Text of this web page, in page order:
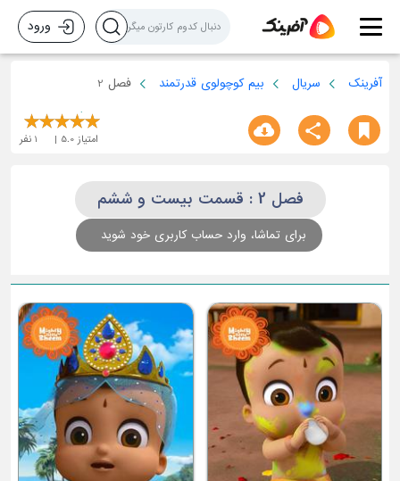
ورود
آفرینک سریال بیم کوچولوی قدرتمند فصل 2
امتیاز 5.0
1 نفر
فصل 2 : قسمت بیست و ششم
برای تماشا، وارد حساب کاربری خود شوید
قسمت سوم